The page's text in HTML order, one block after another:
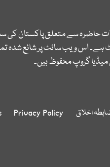
حاضرہ سے متعلق پاکستان کی
اس ویب سائٹ پر شائع شدہ
گروپ محفوظ ہیں۔
اخلاق Privacy Policy